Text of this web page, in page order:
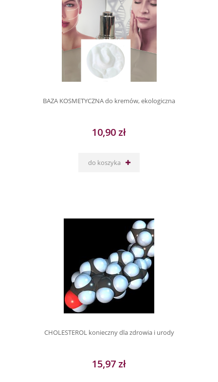
BAZA KOSMETYCZNA do kremów, ekologiczna
10,90 zł
do koszyka
CHOLESTEROL konieczny dla zdrowia i urody
15,97 zł